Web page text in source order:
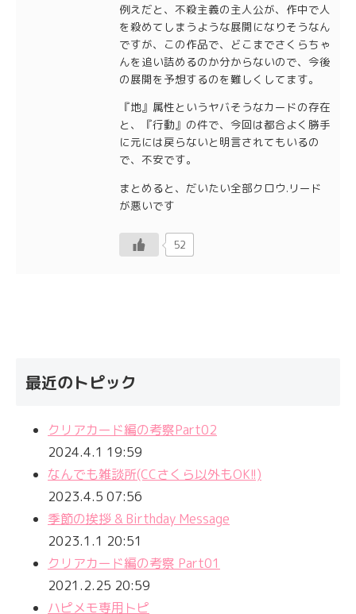
例えだと、不殺主義の主人公が、作中で人
を殺めてしまうような展開になりそうなん
ですが、この作品で、どこまでさくらちゃ
んを追い詰めるのか分からないので、今後
の展開を予想するのを難しくしてます。
『地』属性というヤバそうなカードの存在
と、『行動』の件で、今回は都合よく勝手
に元には戻らないと明言されてもいるの
で、不安です。
まとめると、だいたい全部クロウ.リード
が悪いです
52
最近のトピック
クリアカード編の考察Part02
2024.4.1 19:59
なんでも雑談所(CCさくら以外もOK!!)
2023.4.5 07:56
季節の挨拶 & Birthday Message
2023.1.1 20:51
クリアカード編の考察 Part01
2021.2.25 20:59
ハピメモ専用トピ